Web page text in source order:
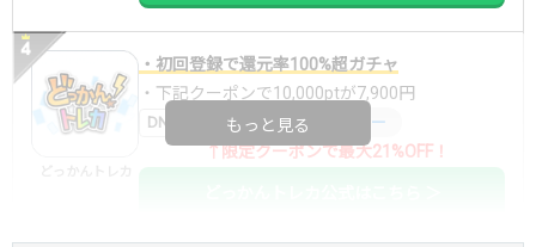
・初回登録で還元率100%超ガチャ
・下記クーポンで10,000ptが7,900円
DNGBIF4X コードコピー
↑限定クーポンで最大21%OFF！
もっと見る